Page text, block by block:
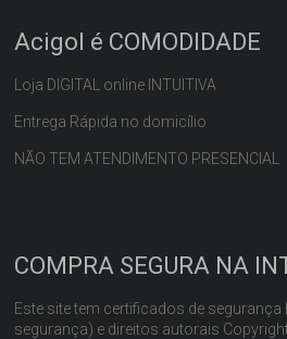
Acigol é COMODIDADE
Loja DIGITAL online INTUITIVA
Entrega Rápida no domicílio
NÃO TEM ATENDIMENTO PRESENCIAL
COMPRA SEGURA NA
Este site tem certificados de
segurança) e direitos autorais